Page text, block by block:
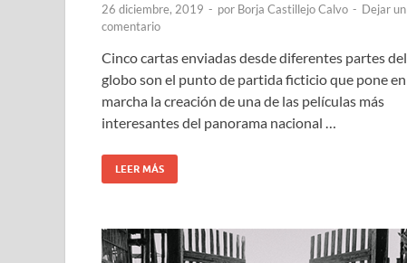
26 diciembre, 2019 - por Borja Castillejo Calvo - Dejar un
comentario
Cinco cartas enviadas desde diferentes partes del
globo son el punto de partida ficticio que pone en
marcha la creación de una de las películas más
interesantes del panorama nacional …
LEER MÁS